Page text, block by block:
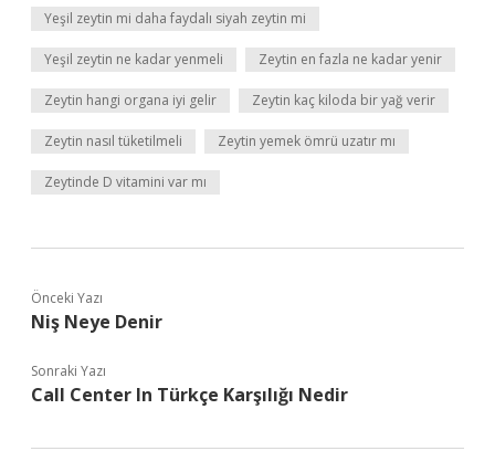
Yeşil zeytin mi daha faydalı siyah zeytin mi
Yeşil zeytin ne kadar yenmeli Zeytin en fazla ne kadar yenir
Zeytin hangi organa iyi gelir Zeytin kaç kiloda bir yağ verir
Zeytin nasıl tüketilmeli Zeytin yemek ömrü uzatır mı
Zeytinde D vitamini var mı
Önceki Yazı
Niş Neye Denir
Sonraki Yazı
Call Center In Türkçe Karşılığı Nedir